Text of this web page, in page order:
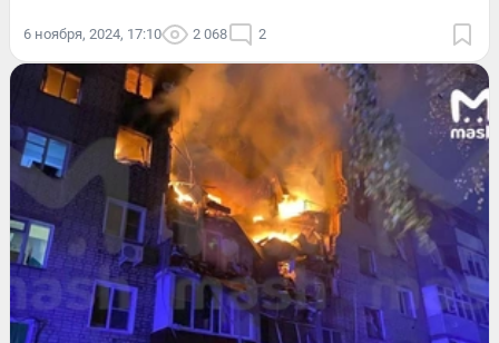
6 ноября, 2024, 17:10 2 068 2